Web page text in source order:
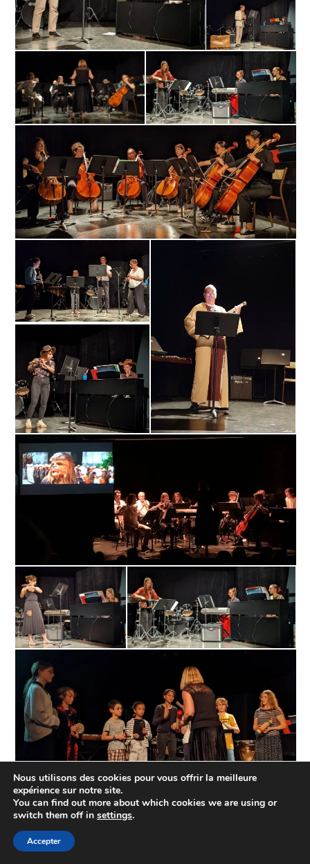
APEM Laxou 4 rue des Belges 54520 LAXOU
Nous utilisons des cookies pour vous offrir la meilleure
expérience sur notre site.
You can find out more about which cookies we are using or
switch them off in settings.
Accepter